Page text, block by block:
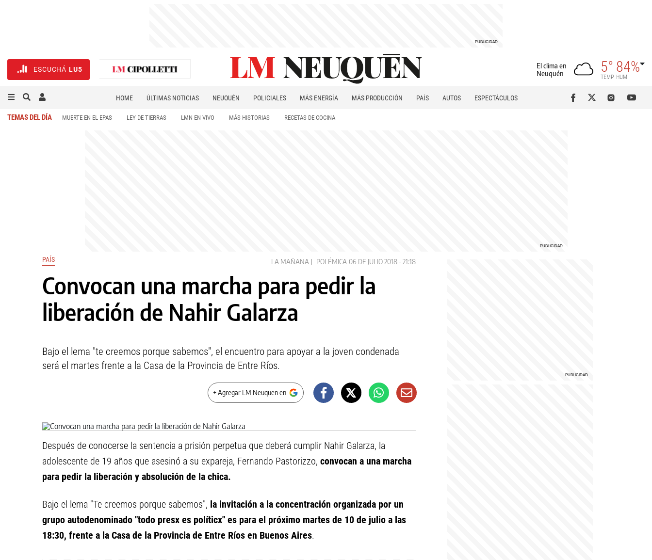
ESCUCHÁ LU5
El clima en
Neuquén
5°
TEMP
84%
HUM
HOME ÚLTIMAS NOTICIAS NEUQUÉN POLICIALES MÁS ENERGÍA MÁS PRODUCCIÓN PAÍS AUTOS
ESPECTÁCULOS
TEMAS DEL DÍA MUERTE EN EL EPAS LEY DE TIERRAS LMN EN VIVO MÁS HISTORIAS RECETAS DE COCINA
PAÍS LA MAÑANA POLÉMICA 06 DE JULIO 2018 - 21:18
Convocan una marcha para pedir la
liberación de Nahir Galarza
Bajo el lema "te creemos porque sabemos", el encuentro para apoyar a la joven condenada
será el martes frente a la Casa de la Provincia de Entre Ríos.
+ Agregar LM Neuquen en
Después de conocerse la sentencia a prisión perpetua que deberá cumplir Nahir Galarza, la
adolescente de 19 años que asesinó a su expareja, Fernando Pastorizzo, convocan a una marcha
para pedir la liberación y absolución de la chica.
Bajo el lema "Te creemos porque sabemos", la invitación a la concentración organizada por un
grupo autodenominado "todo presx es políticx" es para el próximo martes de 10 de julio a las
18:30, frente a la Casa de la Provincia de Entre Ríos en Buenos Aires.